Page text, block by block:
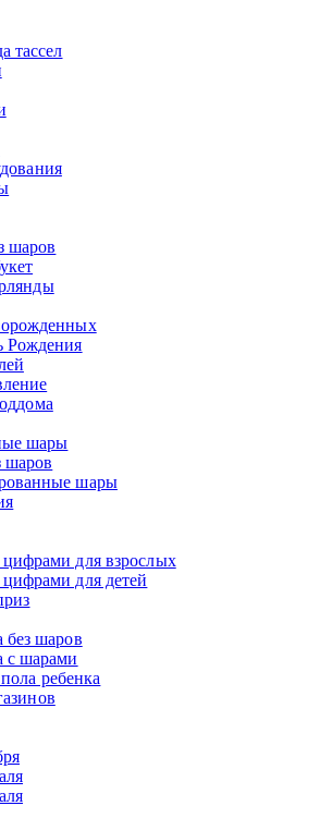
тассел
шаров
Рождения
шары
шаров
шары
для взрослых
для детей
без шаров
с шарами
ребенка